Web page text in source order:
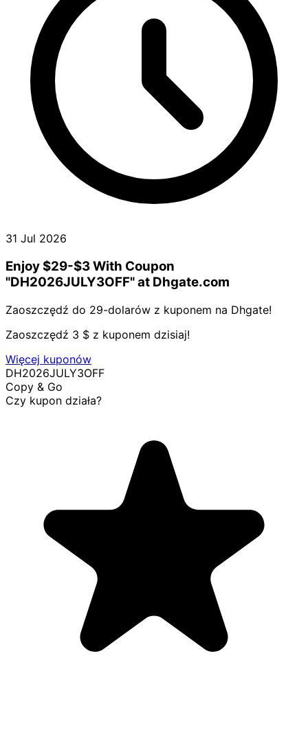
31 Jul 2026
Enjoy $29-$3 With Coupon
"DH2026JULY3OFF" at Dhgate.com
Zaoszczędź do 29-dolarów z kuponem na Dhgate!
Zaoszczędź 3 $ z kuponem dzisiaj!
Więcej kuponów
DH2026JULY3OFF
Copy & Go
Czy kupon działa?